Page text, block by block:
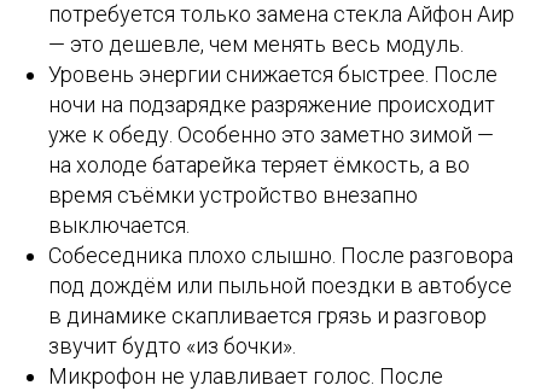
потребуется только замена стекла Айфон Аир
— это дешевле, чем менять весь модуль.
Уровень энергии снижается быстрее. После
ночи на подзарядке разряжение происходит
уже к обеду. Особенно это заметно зимой —
на холоде батарейка теряет ёмкость, а во
время съёмки устройство внезапно
выключается.
Собеседника плохо слышно. После разговора
под дождём или пыльной поездки в автобусе
в динамике скапливается грязь и разговор
звучит будто «из бочки».
Микрофон не улавливает голос. После